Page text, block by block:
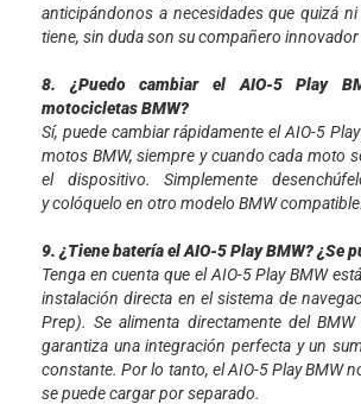
anticipándonos a necesidades que quizá
tiene, sin duda son su compañero innovador
8. ¿Puedo cambiar el AIO-5 Play
motocicletas BMW?
Sí, puede cambiar rápidamente el AIO-5
motos BMW, siempre y cuando cada moto
el dispositivo. Simplemente
y colóquelo en otro modelo BMW compatible.
9. ¿Tiene batería el AIO-5 Play BMW? ¿Se
Tenga en cuenta que el AIO-5 Play BMW
instalación directa en el sistema de
Prep). Se alimenta directamente del
garantiza una integración perfecta y un
constante. Por lo tanto, el AIO-5 Play BMW
se puede cargar por separado.